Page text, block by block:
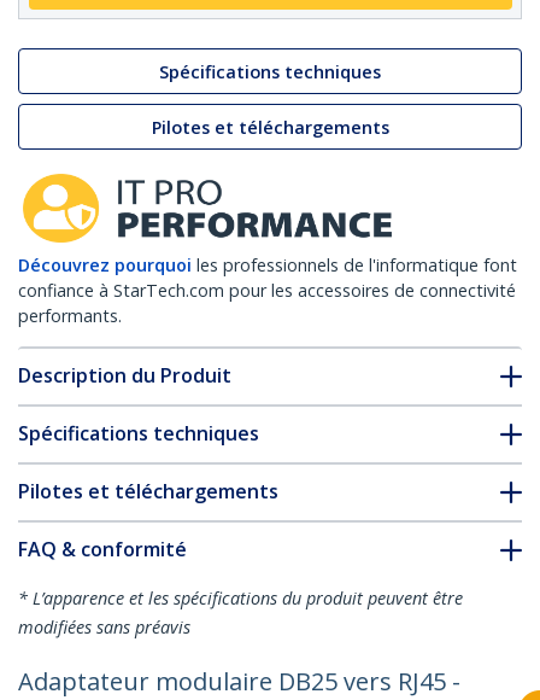
Spécifications techniques
Pilotes et téléchargements
Découvrez pourquoi les professionnels de l'informatique font
confiance à StarTech.com pour les accessoires de connectivité
performants.
Description du Produit
Spécifications techniques
Pilotes et téléchargements
FAQ & conformité
* L’apparence et les spécifications du produit peuvent être
modifiées sans préavis
Adaptateur modulaire DB25 vers RJ45 -